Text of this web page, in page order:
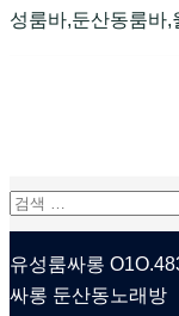
성룸바,둔산동룸바,
검
색:
유성룸싸롱
싸롱 둔산동노래방